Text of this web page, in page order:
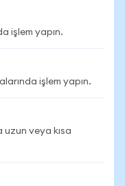
işlem yapın.
işlem yapın.
veya kısa